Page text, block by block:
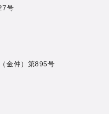
号
金仲）第895号